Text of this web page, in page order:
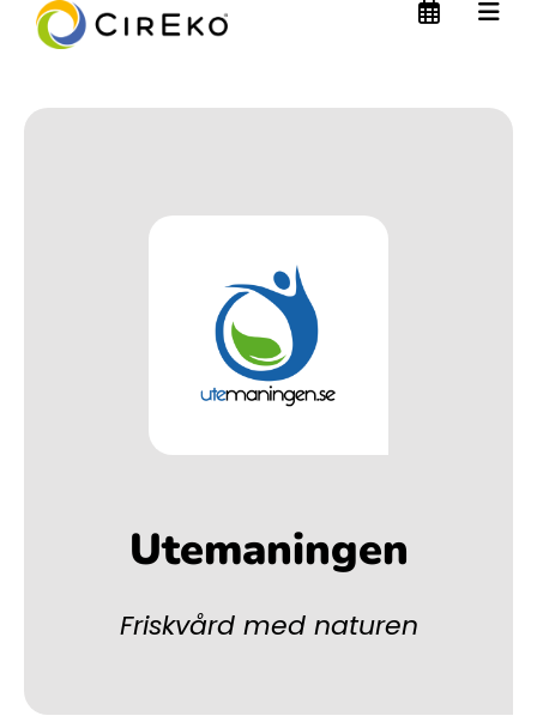
Utemaningen
Friskvård med naturen